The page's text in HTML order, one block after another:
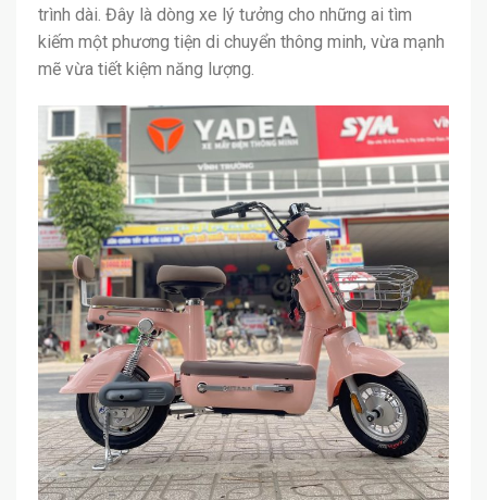
trình dài. Đây là dòng xe lý tưởng cho những ai tìm
kiếm một phương tiện di chuyển thông minh, vừa mạnh
mẽ vừa tiết kiệm năng lượng.